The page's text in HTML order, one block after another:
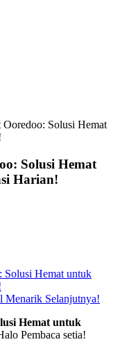
Ooredoo: Solusi Hemat
Solusi Hemat
Harian!
Solusi Hemat untuk
Menarik Selanjutnya!
Hemat untuk
Pembaca setia!